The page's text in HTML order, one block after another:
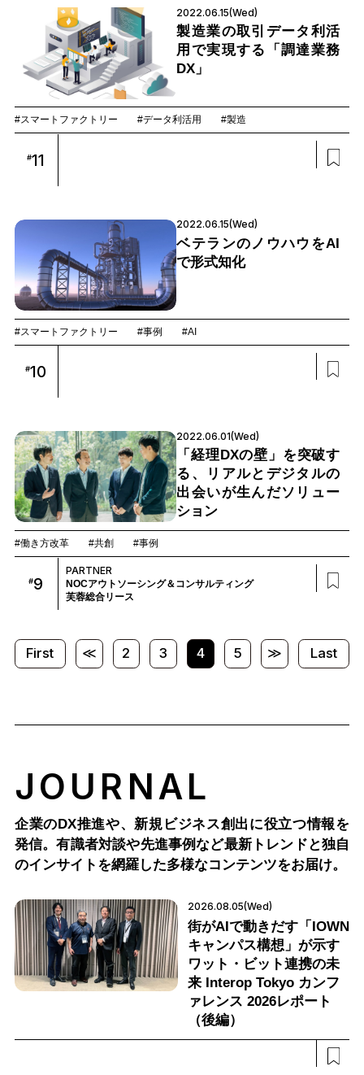
2022.06.15(Wed)
製造業の取引データ利活
用で実現する「調達業務
DX」
#スマートファクトリー #データ利活用 #製造
#11
2022.06.15(Wed)
ベテランのノウハウをAI
で形式知化
#スマートファクトリー #事例 #AI
#10
2022.06.01(Wed)
「経理DXの壁」を突破す
る、リアルとデジタルの
出会いが生んだソリュー
ション
#働き方改革 #共創 #事例
#9
PARTNER
NOCアウトソーシング＆コンサルティング
芙蓉総合リース
First ≪ 2 3 4 5 ≫ Last
JOURNAL
企業のDX推進や、新規ビジネス創出に役立つ情報を
発信。有識者対談や先進事例など最新トレンドと独自
のインサイトを網羅した多様なコンテンツをお届け。
2026.08.05(Wed)
街がAIで動きだす「IOWN
キャンパス構想」が示す
ワット・ビット連携の未
来 Interop Tokyo カンフ
ァレンス 2026レポート
（後編）